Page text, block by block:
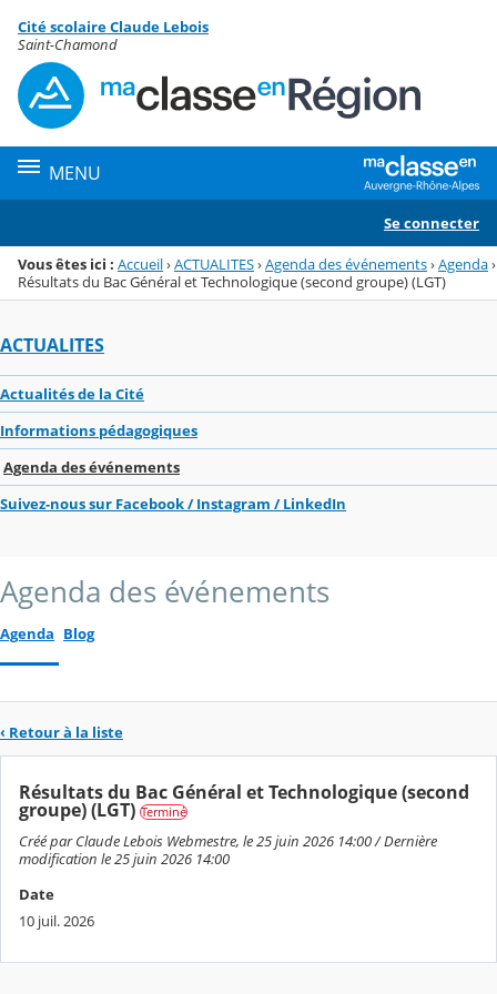
Menu de la rubrique
Contenu
Cité scolaire Claude Lebois
Saint-Chamond
MENU
Se connecter
Vous êtes ici : Accueil›ACTUALITES›Agenda des événements›Agenda›
Résultats du Bac Général et Technologique (second groupe) (LGT)
ACTUALITES
Actualités de la Cité
Informations pédagogiques
Agenda des événements
Suivez-nous sur Facebook / Instagram / LinkedIn
Agenda des événements
Agenda Blog
‹ Retour à la liste
Résultats du Bac Général et Technologique (second
groupe) (LGT) Terminé
Créé par Claude Lebois Webmestre, le 25 juin 2026 14:00 / Dernière
modification le 25 juin 2026 14:00
Date
10 juil. 2026